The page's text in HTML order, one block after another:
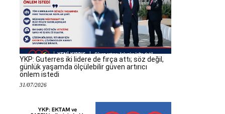
YKP: Guterres iki lidere de fırça attı; söz değil,
günlük yaşamda ölçülebilir güven artırıcı
önlem istedi
31/07/2026